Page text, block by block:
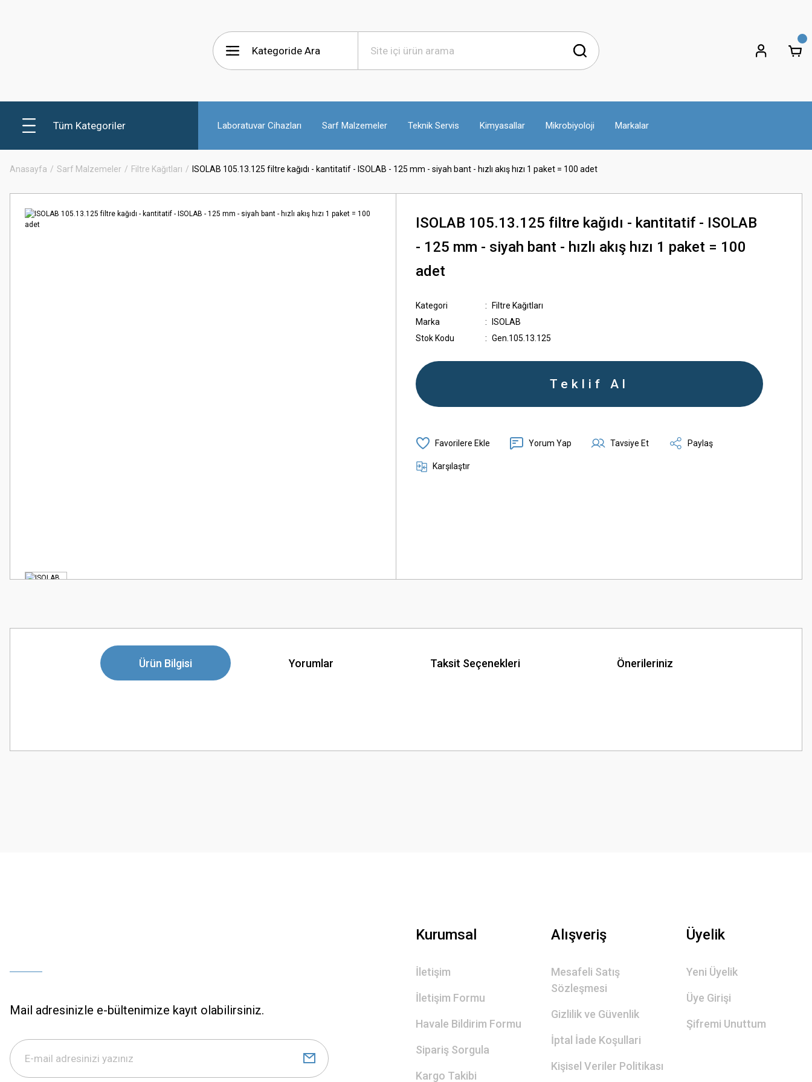
Tüm Kategoriler Laboratuvar Cihazları Sarf Malzemeler Teknik Servis Kimyasallar Mikrobiyoloji Markalar
Anasayfa Sarf Malzemeler Filtre Kağıtları ISOLAB 105.13.125 filtre kağıdı - kantitatif - ISOLAB - 125 mm - siyah bant - hızlı akış hızı 1 paket = 100 adet
ISOLAB 105.13.125 filtre kağıdı - kantitatif - ISOLAB
- 125 mm - siyah bant - hızlı akış hızı 1 paket = 100
adet
Kategori
Filtre Kağıtları
Marka
ISOLAB
Stok Kodu
Gen.105.13.125
Teklif Al
Yorum Yap Tavsiye Et Paylaş
Karşılaştır
Ürün Bilgisi Yorumlar Taksit Seçenekleri Önerileriniz
Görüş ve önerileriniz için teşekkür ederiz.
Mail adresinizle e-bültenimize kayıt olabilirsiniz.
Kurumsal
İletişim
İletişim Formu
Havale Bildirim Formu
Sipariş Sorgula
Kargo Takibi
Alışveriş
Mesafeli Satış
Sözleşmesi
Gizlilik ve Güvenlik
İptal İade Koşullari
Kişisel Veriler Politikası
Üyelik
Yeni Üyelik
Üye Girişi
Şifremi Unuttum